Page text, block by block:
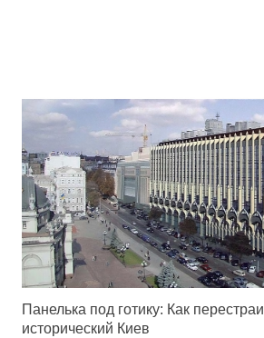
Панелька под готику: Как
исторический Киев